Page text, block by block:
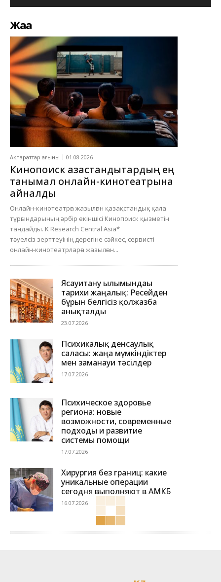
Жаңа
Ақпараттар ағыны 01.08.2026
Кинопоиск қазақстандықтардың ең
танымал онлайн-кинотеатрына
айналды
Онлайн-кинотеатрға жазылған қазақстандық қала
тұрғындарының әрбір екіншісі Кинопоиск қызметін
таңдайды. K Research Central Asia*
тәуелсіз зерттеуінің дерегіне сәйкес, сервисті
онлайн-кинотеатрларға жазылған...
Ясауитану ғылымындағы
тарихи жаңалық: Ресейден
бұрын белгісіз қолжазба
анықталды
23.07.2026
Психикалық денсаулық
саласы: жаңа мүмкіндіктер
мен заманауи тәсілдер
17.07.2026
Психическое здоровье
региона: новые
возможности, современные
подходы и развитие
системы помощи
17.07.2026
Хирургия без границ: какие
уникальные операции
сегодня выполняют в АМКБ
16.07.2026